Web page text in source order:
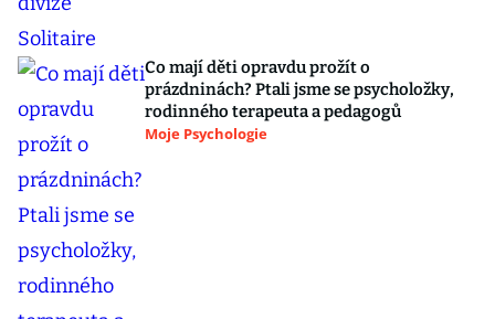
Co mají děti opravdu prožít o
prázdninách? Ptali jsme se psycholožky,
rodinného terapeuta a pedagogů
Moje Psychologie